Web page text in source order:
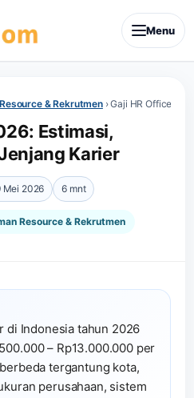
Menu
& Rekrutmen›Gaji HR Officer
Estimasi,
Karier
Mei 2026 6 mnt
Resource & Rekrutmen
di Indonesia tahun 2026
– Rp13.000.000 per
tergantung kota,
perusahaan, sistem